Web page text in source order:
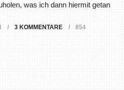
was ich dann hiermit getan
3 KOMMENTARE
854